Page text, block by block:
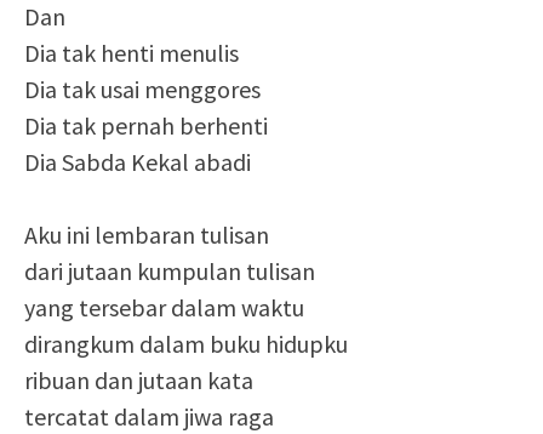
Dan
Dia tak henti menulis
Dia tak usai menggores
Dia tak pernah berhenti
Dia Sabda Kekal abadi
Aku ini lembaran tulisan
dari jutaan kumpulan tulisan
yang tersebar dalam waktu
dirangkum dalam buku hidupku
ribuan dan jutaan kata
tercatat dalam jiwa raga